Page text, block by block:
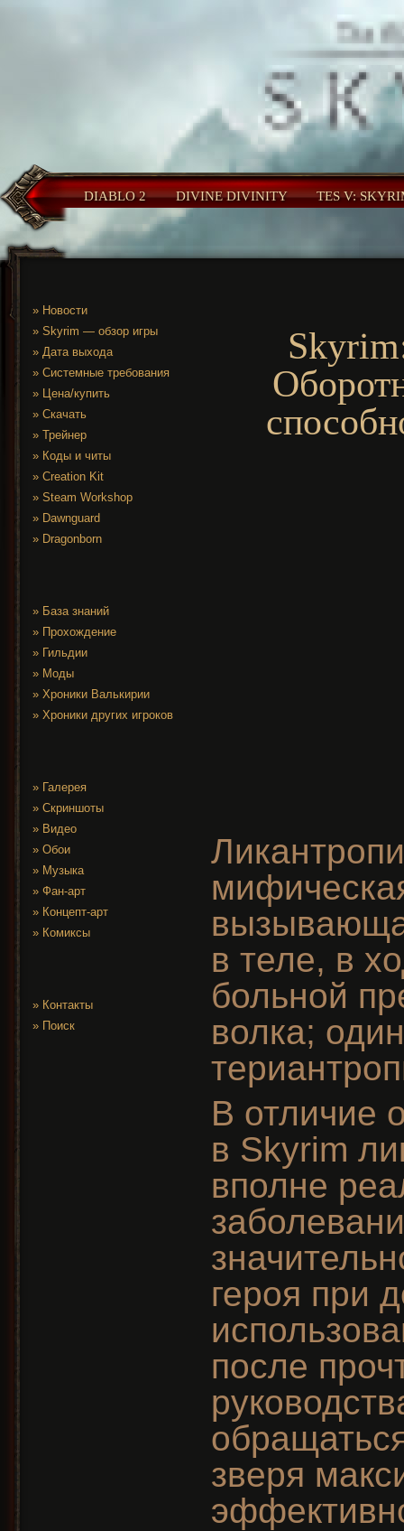
DIABLO 2 DIVINE DIVINITY TES V:
» Новости
» Skyrim — обзор игры
» Дата выхода
» Системные требования
» Цена/купить
» Скачать
» Трейнер
» Коды и читы
» Creation Kit
» Steam Workshop
» Dawnguard
» Dragonborn
» База знаний
» Прохождение
» Гильдии
» Моды
» Хроники Валькирии
» Хроники других игроков
» Галерея
» Скриншоты
» Видео
» Обои
» Музыка
» Фан-арт
» Концепт-арт
» Комиксы
» Контакты
» Поиск
в теле, в
больной
волка;
В отличие
в Skyrim
вполне
героя при
после
зверя